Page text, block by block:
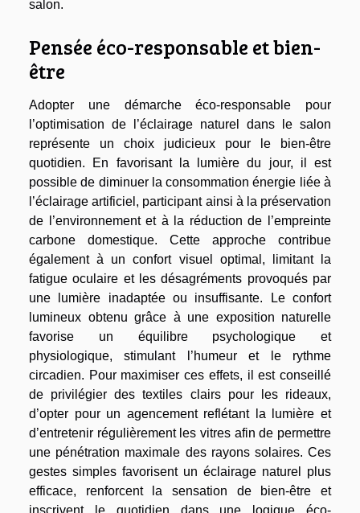
salon.
Pensée éco-responsable et bien-
être
Adopter une démarche éco-responsable pour
l’optimisation de l’éclairage naturel dans le salon
représente un choix judicieux pour le bien-être
quotidien. En favorisant la lumière du jour, il est
possible de diminuer la consommation énergie liée à
l’éclairage artificiel, participant ainsi à la préservation
de l’environnement et à la réduction de l’empreinte
carbone domestique. Cette approche contribue
également à un confort visuel optimal, limitant la
fatigue oculaire et les désagréments provoqués par
une lumière inadaptée ou insuffisante. Le confort
lumineux obtenu grâce à une exposition naturelle
favorise un équilibre psychologique et
physiologique, stimulant l’humeur et le rythme
circadien. Pour maximiser ces effets, il est conseillé
de privilégier des textiles clairs pour les rideaux,
d’opter pour un agencement reflétant la lumière et
d’entretenir régulièrement les vitres afin de permettre
une pénétration maximale des rayons solaires. Ces
gestes simples favorisent un éclairage naturel plus
efficace, renforcent la sensation de bien-être et
inscrivent le quotidien dans une logique éco-